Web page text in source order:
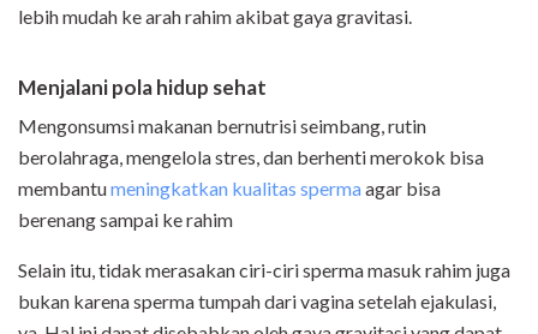
lebih mudah ke arah rahim akibat gaya gravitasi.
Menjalani pola hidup sehat
Mengonsumsi makanan bernutrisi seimbang, rutin
berolahraga, mengelola stres, dan berhenti merokok bisa
membantumeningkatkan kualitas spermaagar bisa
berenang sampai ke rahim
Selain itu, tidak merasakan ciri-ciri sperma masuk rahim juga
bukan karena sperma tumpah dari vagina setelah ejakulasi,